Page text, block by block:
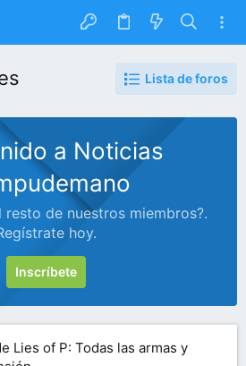
Lista de foros
a Noticias
resto de nuestros miembros?.
hoy.
Inscríbete
Lies of P: Todas las armas y